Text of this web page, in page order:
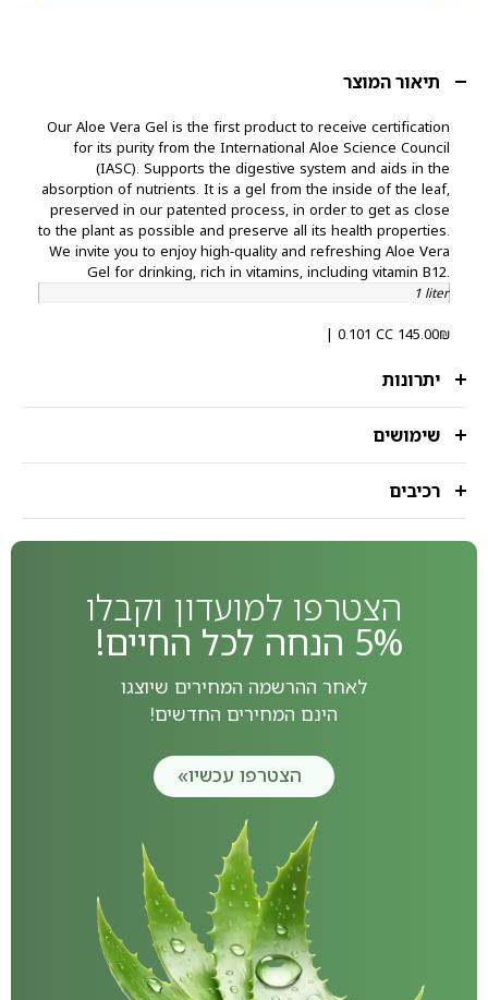
תיאור המוצר
Our Aloe Vera Gel is the first product to receive certification
for its purity from the International Aloe Science Council
(IASC). Supports the digestive system and aids in the
absorption of nutrients. It is a gel from the inside of the leaf,
preserved in our patented process, in order to get as close
to the plant as possible and preserve all its health properties.
We invite you to enjoy high-quality and refreshing Aloe Vera
Gel for drinking, rich in vitamins, including vitamin B12.
1 liter
₪
145.00
| 0.101 CC
יתרונות
שימושים
רכיבים
הצטרפו למועדון וקבלו
5% הנחה לכל החיים!
לאחר ההרשמה המחירים שיוצגו
הינם המחירים החדשים!
הצטרפו עכשיו